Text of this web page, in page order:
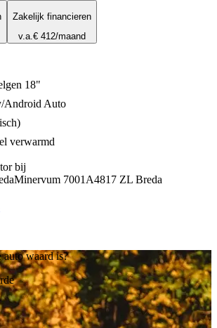
Zakelijk financieren
v.a.€ 412/maand
18"
Android Auto
verwarmd
bij
Minervum 7001A4817 ZL Breda
waard is?